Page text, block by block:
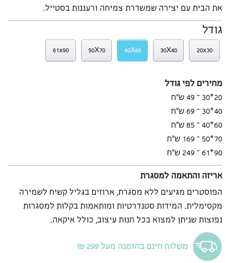
את הבית עם יצירה שמשדרת צמיחה ורעננות בסטייל.
גודל
20x30
30X40
40X60
50X70
61x90
מחירים לפי גודל
20*30 – 49 ש”ח
40*30 – 69 ש”ח
60*40 – 85 ש”ח
70*50 – 169 ש”ח
90*61 – 249 ש”ח
אריזה והתאמה למסגרת
הפוסטרים מגיעים ללא מסגרת, ארוזים בגליל קשיח לשמירה
מקסימלית. המידות סטנדרטיות ומותאמות בקלות למסגרות
נפוצות שניתן למצוא בכל חנות עיצוב, כולל איקאה.
משלוח חינם בהזמנה מעל 299 ₪